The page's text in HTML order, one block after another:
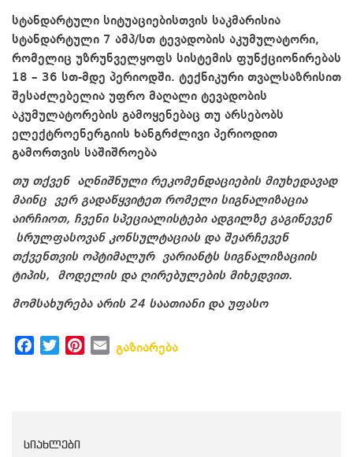
სტანდარტული სიტუაციებისთვის საკმარისია
სტანდარტული 7 ამპ/სთ ტევადობის აკუმულატორი,
რომელიც უზრუნველყოფს სისტემის ფუნქციონირებას
18 – 36 სთ-მდე პერიოდში. ტექნიკური თვალსაზრისით
შესაძლებელია უფრო მაღალი ტევადობის
აკუმულატორების გამოყენებაც თუ არსებობს
ელექტროენერგიის ხანგრძლივი პერიოდით
გამორთვის საშიშროება
თუ თქვენ აღნიშნული რეკომენდაციების მიუხედავად
მაინც
ვერ გადაწყვიტეთ რომელი სიგნალიზაცია
აირჩიოთ, ჩვენი სპეციალისტები ადგილზე გაგიწევენ
სრულფასოვან კონსულტაციას და შეარჩევენ
თქვენთვის ოპტიმალურ ვარიანტს სიგნალიზაციის
ტიპის, მოდელის და ღირებულების მიხედვით.
მომსახურება არის 24 საათიანი და უფასო
FacebookTwitterPinterest
Email
გაზიარება
სიახლები